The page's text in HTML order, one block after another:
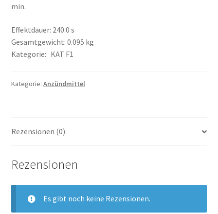
min.
Effektdauer: 240.0 s
Gesamtgewicht: 0.095 kg
Kategorie: KAT F1
Kategorie: Anzündmittel
Rezensionen (0)
Rezensionen
Es gibt noch keine Rezensionen.